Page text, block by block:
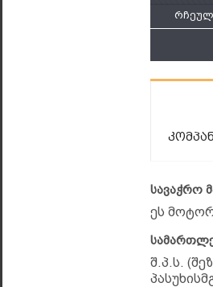
სავაჭრო
ეს
შ.პ.ს.